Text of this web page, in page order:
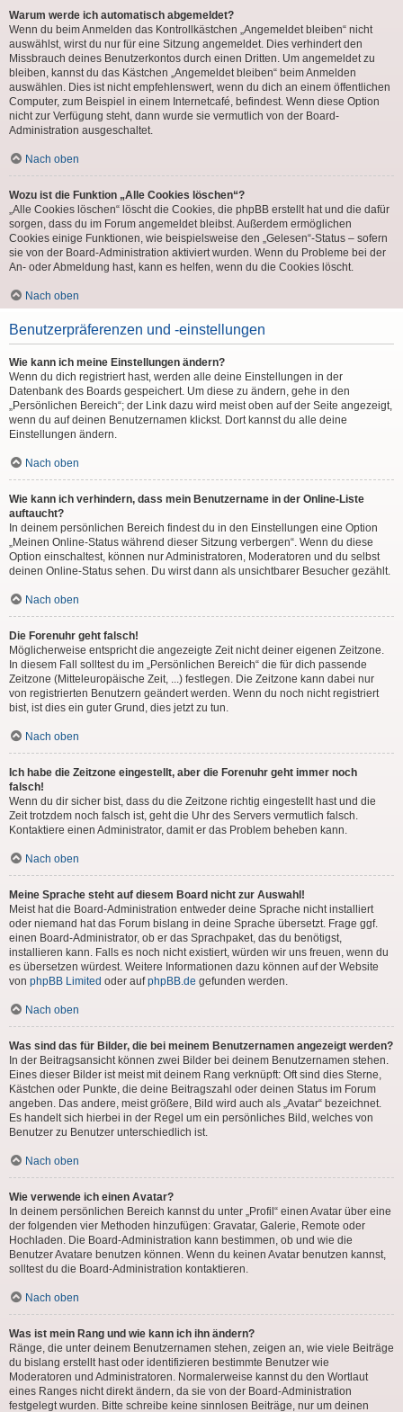
Warum werde ich automatisch abgemeldet?
Wenn du beim Anmelden das Kontrollkästchen „Angemeldet bleiben“ nicht
auswählst, wirst du nur für eine Sitzung angemeldet. Dies verhindert den
Missbrauch deines Benutzerkontos durch einen Dritten. Um angemeldet zu
bleiben, kannst du das Kästchen „Angemeldet bleiben“ beim Anmelden
auswählen. Dies ist nicht empfehlenswert, wenn du dich an einem öffentlichen
Computer, zum Beispiel in einem Internetcafé, befindest. Wenn diese Option
nicht zur Verfügung steht, dann wurde sie vermutlich von der Board-
Administration ausgeschaltet.
Nach oben
Wozu ist die Funktion „Alle Cookies löschen“?
„Alle Cookies löschen“ löscht die Cookies, die phpBB erstellt hat und die dafür
sorgen, dass du im Forum angemeldet bleibst. Außerdem ermöglichen
Cookies einige Funktionen, wie beispielsweise den „Gelesen“-Status – sofern
sie von der Board-Administration aktiviert wurden. Wenn du Probleme bei der
An- oder Abmeldung hast, kann es helfen, wenn du die Cookies löscht.
Nach oben
Benutzerpräferenzen und -einstellungen
Wie kann ich meine Einstellungen ändern?
Wenn du dich registriert hast, werden alle deine Einstellungen in der
Datenbank des Boards gespeichert. Um diese zu ändern, gehe in den
„Persönlichen Bereich“; der Link dazu wird meist oben auf der Seite angezeigt,
wenn du auf deinen Benutzernamen klickst. Dort kannst du alle deine
Einstellungen ändern.
Nach oben
Wie kann ich verhindern, dass mein Benutzername in der Online-Liste
auftaucht?
In deinem persönlichen Bereich findest du in den Einstellungen eine Option
„Meinen Online-Status während dieser Sitzung verbergen“. Wenn du diese
Option einschaltest, können nur Administratoren, Moderatoren und du selbst
deinen Online-Status sehen. Du wirst dann als unsichtbarer Besucher gezählt.
Nach oben
Die Forenuhr geht falsch!
Möglicherweise entspricht die angezeigte Zeit nicht deiner eigenen Zeitzone.
In diesem Fall solltest du im „Persönlichen Bereich“ die für dich passende
Zeitzone (Mitteleuropäische Zeit, ...) festlegen. Die Zeitzone kann dabei nur
von registrierten Benutzern geändert werden. Wenn du noch nicht registriert
bist, ist dies ein guter Grund, dies jetzt zu tun.
Nach oben
Ich habe die Zeitzone eingestellt, aber die Forenuhr geht immer noch
falsch!
Wenn du dir sicher bist, dass du die Zeitzone richtig eingestellt hast und die
Zeit trotzdem noch falsch ist, geht die Uhr des Servers vermutlich falsch.
Kontaktiere einen Administrator, damit er das Problem beheben kann.
Nach oben
Meine Sprache steht auf diesem Board nicht zur Auswahl!
Meist hat die Board-Administration entweder deine Sprache nicht installiert
oder niemand hat das Forum bislang in deine Sprache übersetzt. Frage ggf.
einen Board-Administrator, ob er das Sprachpaket, das du benötigst,
installieren kann. Falls es noch nicht existiert, würden wir uns freuen, wenn du
es übersetzen würdest. Weitere Informationen dazu können auf der Website
von phpBB Limited oder aufphpBB.de gefunden werden.
Nach oben
Was sind das für Bilder, die bei meinem Benutzernamen angezeigt werden?
In der Beitragsansicht können zwei Bilder bei deinem Benutzernamen stehen.
Eines dieser Bilder ist meist mit deinem Rang verknüpft: Oft sind dies Sterne,
Kästchen oder Punkte, die deine Beitragszahl oder deinen Status im Forum
angeben. Das andere, meist größere, Bild wird auch als „Avatar“ bezeichnet.
Es handelt sich hierbei in der Regel um ein persönliches Bild, welches von
Benutzer zu Benutzer unterschiedlich ist.
Nach oben
Wie verwende ich einen Avatar?
In deinem persönlichen Bereich kannst du unter „Profil“ einen Avatar über eine
der folgenden vier Methoden hinzufügen: Gravatar, Galerie, Remote oder
Hochladen. Die Board-Administration kann bestimmen, ob und wie die
Benutzer Avatare benutzen können. Wenn du keinen Avatar benutzen kannst,
solltest du die Board-Administration kontaktieren.
Nach oben
Was ist mein Rang und wie kann ich ihn ändern?
Ränge, die unter deinem Benutzernamen stehen, zeigen an, wie viele Beiträge
du bislang erstellt hast oder identifizieren bestimmte Benutzer wie
Moderatoren und Administratoren. Normalerweise kannst du den Wortlaut
eines Ranges nicht direkt ändern, da sie von der Board-Administration
festgelegt wurden. Bitte schreibe keine sinnlosen Beiträge, nur um deinen